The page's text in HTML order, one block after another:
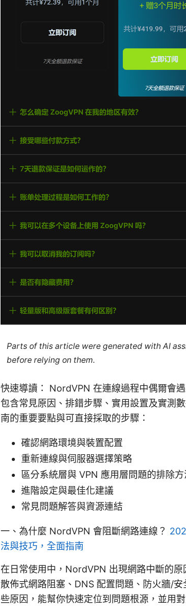
Parts of this article were generated with AI
before relying on them.
快速導讀： NordVPN 在連線過程中偶爾會
包含常見原因、排錯步驟、實用設置及實測
南的重要要點與可直接採取的步驟：
確認網路環境與裝置配置
重新連線與伺服器選擇策略
區分系統層與 VPN 應用層問題的排除方
進階設定與最佳化建議
常見問題解答與資源連結
一、為什麼 NordVPN 會阻斷網路連線？
法與技巧，全面指南
在日常使用中，NordVPN 出現網路中斷的
散佈式網路阻塞、DNS 配置問題、防火牆/
些原因，能幫你快速定位到問題根源，並用對